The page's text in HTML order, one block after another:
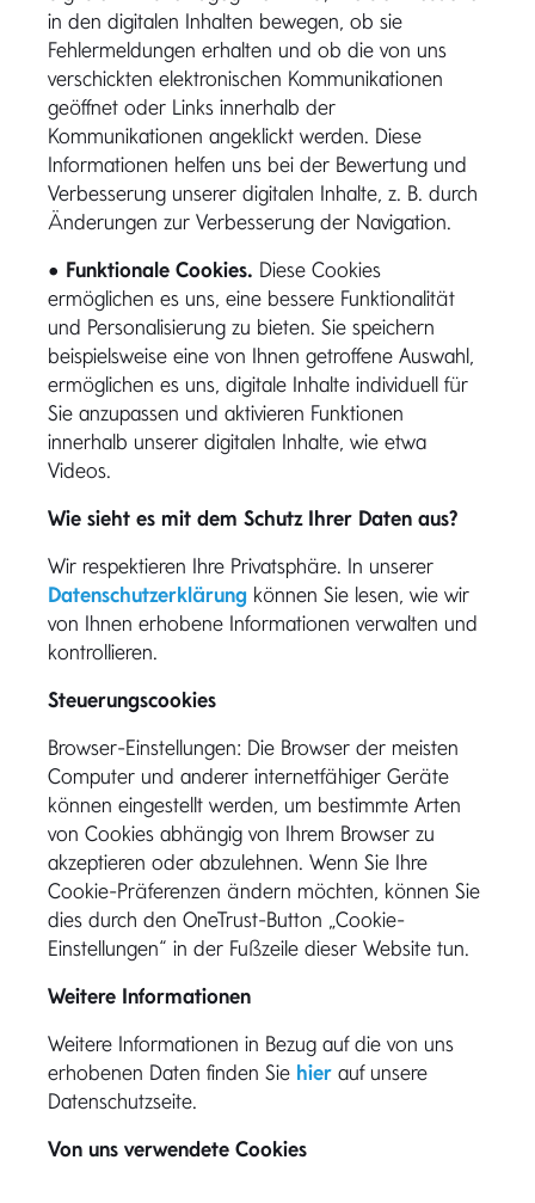
in den digitalen Inhalten bewegen, ob sie
Fehlermeldungen erhalten und ob die von uns
verschickten elektronischen Kommunikationen
geöffnet oder Links innerhalb der
Kommunikationen angeklickt werden. Diese
Informationen helfen uns bei der Bewertung und
Verbesserung unserer digitalen Inhalte, z. B. durch
Änderungen zur Verbesserung der Navigation.
• Funktionale Cookies. Diese Cookies
ermöglichen es uns, eine bessere Funktionalität
und Personalisierung zu bieten. Sie speichern
beispielsweise eine von Ihnen getroffene Auswahl,
ermöglichen es uns, digitale Inhalte individuell für
Sie anzupassen und aktivieren Funktionen
innerhalb unserer digitalen Inhalte, wie etwa
Videos.
Wie sieht es mit dem Schutz Ihrer Daten aus?
Wir respektieren Ihre Privatsphäre. In unserer
Datenschutzerklärung können Sie lesen, wie wir
von Ihnen erhobene Informationen verwalten und
kontrollieren.
Steuerungscookies
Browser-Einstellungen: Die Browser der meisten
Computer und anderer internetfähiger Geräte
können eingestellt werden, um bestimmte Arten
von Cookies abhängig von Ihrem Browser zu
akzeptieren oder abzulehnen. Wenn Sie Ihre
Cookie-Präferenzen ändern möchten, können Sie
dies durch den OneTrust-Button „Cookie-
Einstellungen“ in der Fußzeile dieser Website tun.
Weitere Informationen
Weitere Informationen in Bezug auf die von uns
erhobenen Daten finden Sie hier auf unsere
Datenschutzseite.
Von uns verwendete Cookies